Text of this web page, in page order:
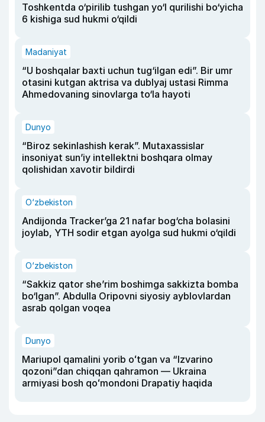
Toshkentda o‘pirilib tushgan yo‘l qurilishi bo‘yicha
6 kishiga sud hukmi o‘qildi
Madaniyat
“U boshqalar baxti uchun tug‘ilgan edi”. Bir umr
otasini kutgan aktrisa va dublyaj ustasi Rimma
Ahmedovaning sinovlarga to‘la hayoti
Dunyo
“Biroz sekinlashish kerak”. Mutaxassislar
insoniyat sun’iy intellektni boshqara olmay
qolishidan xavotir bildirdi
O‘zbekiston
Andijonda Tracker’ga 21 nafar bog‘cha bolasini
joylab, YTH sodir etgan ayolga sud hukmi o‘qildi
O‘zbekiston
“Sakkiz qator she’rim boshimga sakkizta bomba
bo‘lgan”. Abdulla Oripovni siyosiy ayblovlardan
asrab qolgan voqea
Dunyo
Mariupol qamalini yorib oʻtgan va “Izvarino
qozoni”dan chiqqan qahramon — Ukraina
armiyasi bosh qoʻmondoni Drapatiy haqida